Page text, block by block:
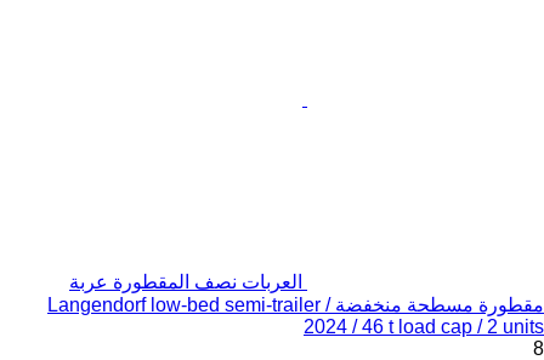
العربات نصف المقطورة عربة
مقطورة مسطحة منخفضة Langendorf low-bed semi-trailer /
2024 / 46 t load cap / 2 units
8